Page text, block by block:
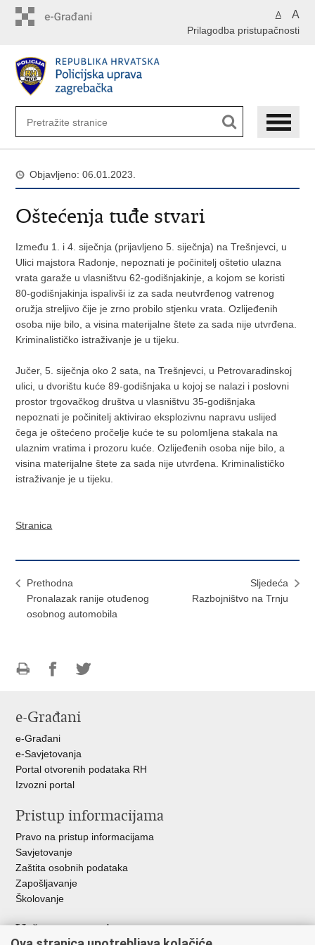
A A
Prilagodba pristupačnosti
Objavljeno: 06.01.2023.
Oštećenja tuđe stvari
Između 1. i 4. siječnja (prijavljeno 5. siječnja) na Trešnjevci, u
Ulici majstora Radonje, nepoznati je počinitelj oštetio ulazna
vrata garaže u vlasništvu 62-godišnjakinje, a kojom se koristi
80-godišnjakinja ispalivši iz za sada neutvrđenog vatrenog
oružja streljivo čije je zrno probilo stjenku vrata. Ozlijeđenih
osoba nije bilo, a visina materijalne štete za sada nije utvrđena.
Kriminalističko istraživanje je u tijeku.
Jučer, 5. siječnja oko 2 sata, na Trešnjevci, u Petrovaradinskoj
ulici, u dvorištu kuće 89-godišnjaka u kojoj se nalazi i poslovni
prostor trgovačkog društva u vlasništvu 35-godišnjaka
nepoznati je počinitelj aktivirao eksplozivnu napravu uslijed
čega je oštećeno pročelje kuće te su polomljena stakala na
ulaznim vratima i prozoru kuće. Ozlijeđenih osoba nije bilo, a
visina materijalne štete za sada nije utvrđena. Kriminalističko
istraživanje je u tijeku.
Stranica
Prethodna
Pronalazak ranije otuđenog
osobnog automobila
Sljedeća
Razbojništvo na Trnju
FacebookuTwitteru
e-Građani
e-Građani
e-Savjetovanja
Portal otvorenih podataka RH
Izvozni portal
Pristup informacijama
Pravo na pristup informacijama
Savjetovanje
Zaštita osobnih podataka
Zapošljavanje
Školovanje
Važne poveznice